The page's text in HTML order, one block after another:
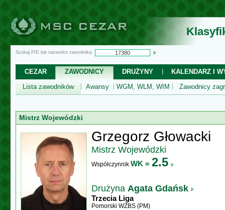
Szukaj PID lub nazwisko zawodnika:
CEZAR ZAWODNICY DRUŻYNY
KALENDARZ I
Lista zawodników
Awansy WGM, WLM, WIM Zawodnicy
Mistrz Wojewódzki
Grzegorz Głowacki
Mistrz Wojewódzki
Współczynnik WK = 2.5
Drużyna Agata Gdańsk
Trzecia Liga
Pomorski WZBS (PM)